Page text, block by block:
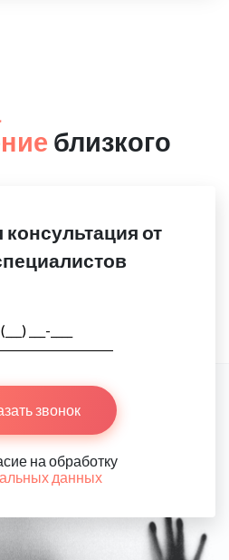
близкого
от
звонок
на обработку
данных